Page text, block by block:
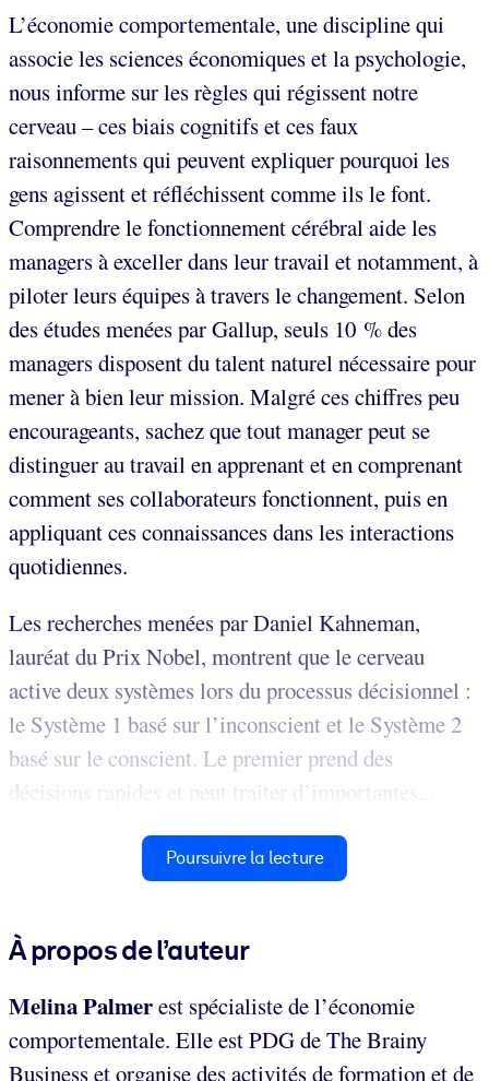
L’économie comportementale, une discipline qui
associe les sciences économiques et la psychologie,
nous informe sur les règles qui régissent notre
cerveau – ces biais cognitifs et ces faux
raisonnements qui peuvent expliquer pourquoi les
gens agissent et réfléchissent comme ils le font.
Comprendre le fonctionnement cérébral aide les
managers à exceller dans leur travail et notamment, à
piloter leurs équipes à travers le changement. Selon
des études menées par Gallup, seuls 10 % des
managers disposent du talent naturel nécessaire pour
mener à bien leur mission. Malgré ces chiffres peu
encourageants, sachez que tout manager peut se
distinguer au travail en apprenant et en comprenant
comment ses collaborateurs fonctionnent, puis en
appliquant ces connaissances dans les interactions
quotidiennes.
Les recherches menées par Daniel Kahneman,
lauréat du Prix Nobel, montrent que le cerveau
active deux systèmes lors du processus décisionnel :
le Système 1 basé sur l’inconscient et le Système 2
basé sur le conscient. Le premier prend des
décisions rapides et peut traiter d’importantes...
Poursuivre la lecture
À propos de l’auteur
Melina Palmerest spécialiste de l’économie
comportementale. Elle est PDG de The Brainy
Business et organise des activités de formation et de